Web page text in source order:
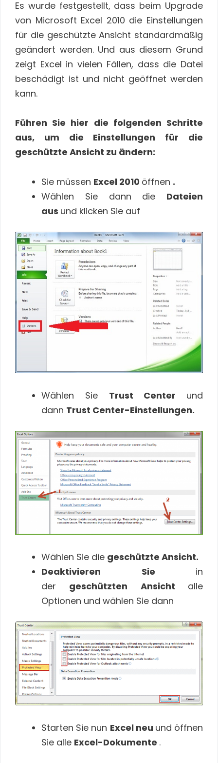
Es wurde festgestellt, dass beim Upgrade
von Microsoft Excel 2010 die Einstellungen
für die geschützte Ansicht standardmäßig
geändert werden. Und aus diesem Grund
zeigt Excel in vielen Fällen, dass die Datei
beschädigt ist und nicht geöffnet werden
kann.
Führen Sie hier die folgenden Schritte
aus, um die Einstellungen für die
geschützte Ansicht zu ändern:
Sie müssen Excel 2010 öffnen .
Wählen Sie dann die Dateien
aus und klicken Sie auf
Wählen Sie Trust Center und
dann Trust Center-Einstellungen.
Wählen Sie die geschützte Ansicht.
Deaktivieren Sie in
der geschützten Ansicht alle
Optionen und wählen Sie dann
Starten Sie nun Excel neu und öffnen
Sie alle Excel-Dokumente .